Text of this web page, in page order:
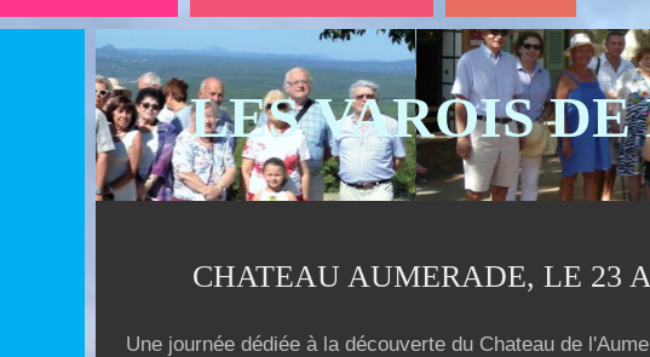
LES VAROIS DE
CHATEAU AUMERADE, LE 23
Une journée dédiée à la découverte du Chateau de